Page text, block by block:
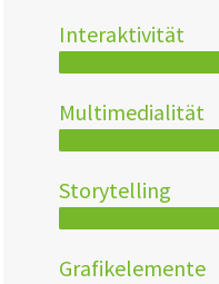
Interaktivität
Multimedialität
Storytelling
Grafikelemente